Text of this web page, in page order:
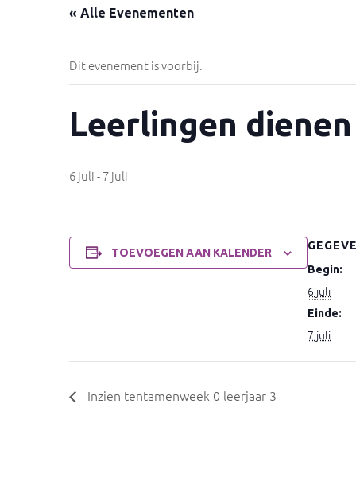
« Alle Evenementen
Dit evenement is voorbij.
Leerlingen
6 juli-7 juli
TOEVOEGEN AAN KALENDER
Begin:
6 juli
Einde:
7 juli
Inzien tentamenweek 0 leerjaar 3